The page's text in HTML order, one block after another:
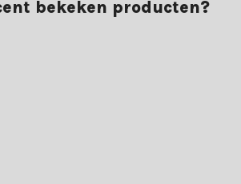
bekeken producten?